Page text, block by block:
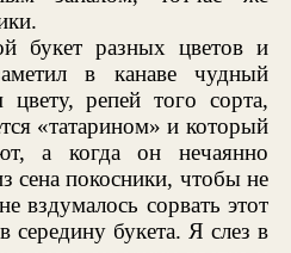
букет разных цветов и
в канаве чудный
репей того сорта,
«татарином» и который
а когда он нечаянно
сена покосники, чтобы не
вздумалось сорвать этот
середину букета. Я слез в